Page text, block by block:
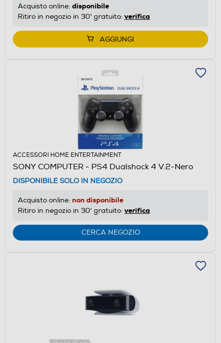
Acquisto online: disponibile
Ritiro in negozio in 30' gratuito: verifica
AGGIUNGI
ACCESSORI HOME ENTERTAINMENT
SONY COMPUTER - PS4 Dualshock 4 V.2-Nero
DISPONIBILE SOLO IN NEGOZIO
Acquisto online: non disponibile
Ritiro in negozio in 30' gratuito: verifica
CERCA NEGOZIO